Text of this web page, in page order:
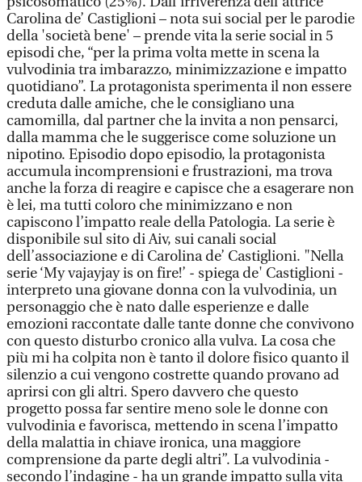
Carolina de’ Castiglioni – nota sui social per le parodie
della 'società bene' – prende vita la serie social in 5
episodi che, “per la prima volta mette in scena la
vulvodinia tra imbarazzo, minimizzazione e impatto
quotidiano”. La protagonista sperimenta il non essere
creduta dalle amiche, che le consigliano una
camomilla, dal partner che la invita a non pensarci,
dalla mamma che le suggerisce come soluzione un
nipotino. Episodio dopo episodio, la protagonista
accumula incomprensioni e frustrazioni, ma trova
anche la forza di reagire e capisce che a esagerare non
è lei, ma tutti coloro che minimizzano e non
capiscono l’impatto reale della Patologia. La serie è
disponibile sul sito di Aiv, sui canali social
dell’associazione e di Carolina de’ Castiglioni. "Nella
serie ‘My vajayjay is on fire!’ - spiega de' Castiglioni -
interpreto una giovane donna con la vulvodinia, un
personaggio che è nato dalle esperienze e dalle
emozioni raccontate dalle tante donne che convivono
con questo disturbo cronico alla vulva. La cosa che
più mi ha colpita non è tanto il dolore fisico quanto il
silenzio a cui vengono costrette quando provano ad
aprirsi con gli altri. Spero davvero che questo
progetto possa far sentire meno sole le donne con
vulvodinia e favorisca, mettendo in scena l’impatto
della malattia in chiave ironica, una maggiore
comprensione da parte degli altri”. La vulvodinia -
secondo l’indagine - ha un grande impatto sulla vita